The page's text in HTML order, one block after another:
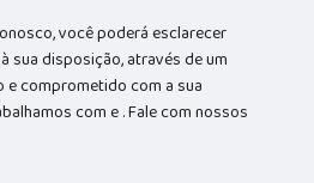
você poderá esclarecer
sua disposição, através de um
comprometido com a sua
com e . Fale com nossos